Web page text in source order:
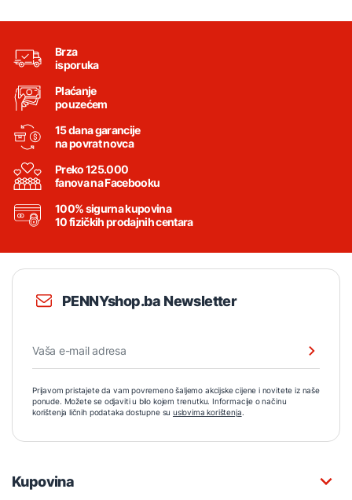
Brza
isporuka
Plaćanje
pouzećem
15 dana garancije
na povrat novca
Preko 125.000
fanova na Facebooku
100% sigurna kupovina
10 fizičkih prodajnih centara
PENNYshop.ba Newsletter
Prijavom pristajete da vam povremeno šaljemo akcijske cijene i novitete iz naše
ponude. Možete se odjaviti u bilo kojem trenutku. Informacije o načinu
korištenja ličnih podataka dostupne su uslovima korištenja.
Kupovina